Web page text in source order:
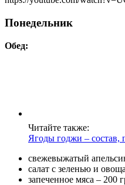
Понедельник
Обед:
Читайте также:
Ягоды годжи – состав,
свежевыжатый
салат с зеленью и
запеченное мяса – 200